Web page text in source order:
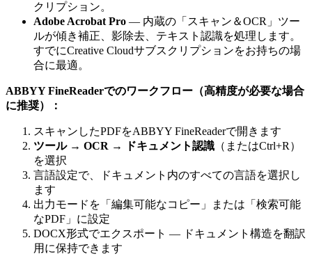
クリプション。
Adobe Acrobat Pro — 内蔵の「スキャン＆OCR」ツー
ルが傾き補正、影除去、テキスト認識を処理します。
すでにCreative Cloudサブスクリプションをお持ちの場
合に最適。
ABBYY FineReaderでのワークフロー（高精度が必要な場合
に推奨）：
スキャンしたPDFをABBYY FineReaderで開きます
ツール → OCR → ドキュメント認識 （またはCtrl+R）
を選択
言語設定で、ドキュメント内のすべての言語を選択し
ます
出力モードを「編集可能なコピー」または「検索可能
なPDF」に設定
DOCX形式でエクスポート — ドキュメント構造を翻訳
用に保持できます